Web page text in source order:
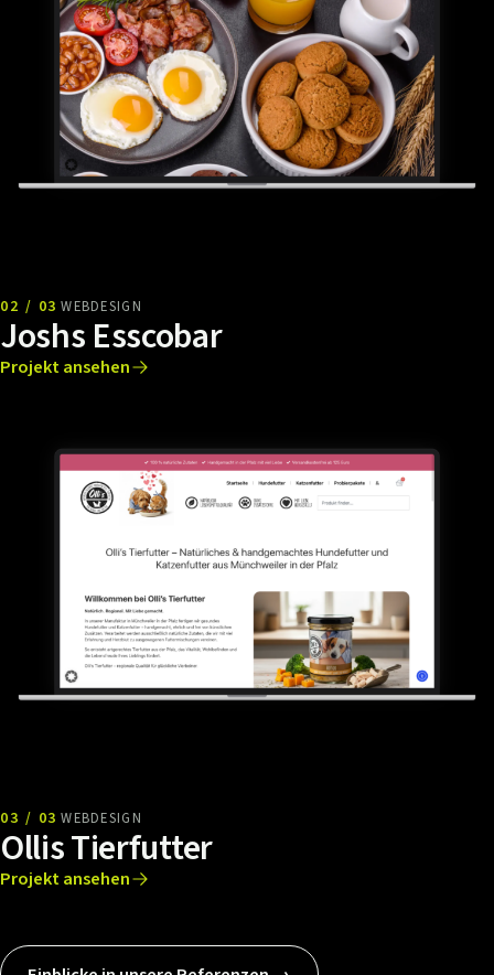
02 / 03 WEBDESIGN
Joshs Esscobar
Projekt ansehen
03 / 03 WEBDESIGN
Ollis Tierfutter
Projekt ansehen